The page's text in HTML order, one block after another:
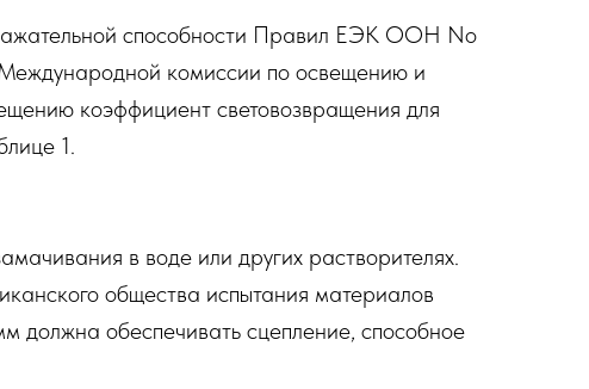
способности Правил EЭК ООН No
комиссии по освещению и
коэффициент световозвращения для
1.
в воде или других растворителях.
общества испытания материалов
обеспечивать сцепление, способное